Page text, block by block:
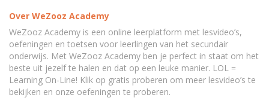
Over WeZooz Academy
WeZooz Academy is een online leerplatform met lesvideo’s,
oefeningen en toetsen voor leerlingen van het secundair
onderwijs. Met WeZooz Academy ben je perfect in staat om het
beste uit jezelf te halen en dat op een leuke manier. LOL =
Learning On-Line! Klik op gratis proberen om meer lesvideo’s te
bekijken en onze oefeningen te proberen.